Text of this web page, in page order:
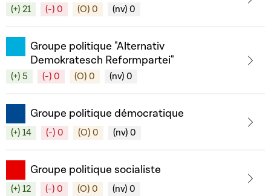
(+) 21 (-) 0 (O) 0 (nv) 0
Groupe politique "Alternativ
Demokratesch Reformpartei"
(+) 5 (-) 0 (O) 0 (nv) 0
Groupe politique démocratique
(+) 14 (-) 0 (O) 0 (nv) 0
Groupe politique socialiste
(+) 12 (-) 0 (O) 0 (nv) 0